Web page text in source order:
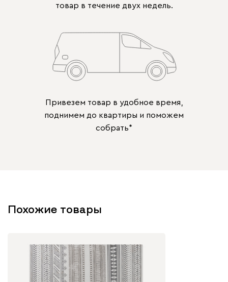
товар в течение двух недель.
Привезем товар в удобное время,
поднимем до квартиры и поможем
собрать*
Похожие товары